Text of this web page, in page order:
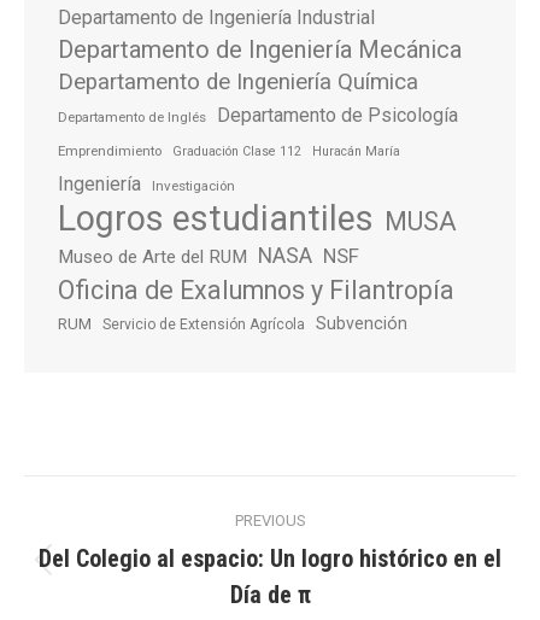
Departamento de Ingeniería Industrial
Departamento de Ingeniería Mecánica
Departamento de Ingeniería Química
Departamento de Inglés Departamento de Psicología
Emprendimiento Graduación Clase 112 Huracán María
Ingeniería Investigación
Logros estudiantiles MUSA
Museo de Arte del RUM NASA NSF
Oficina de Exalumnos y Filantropía
RUM Servicio de Extensión Agrícola Subvención
navigation
PREVIOUS
Previous
post:
Del Colegio al espacio: Un logro histórico en el
Día de π